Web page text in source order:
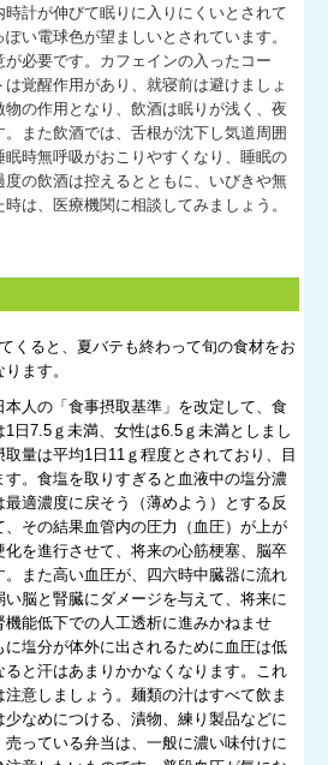
計が伸びて眠りに入りにくいとされて
い電球色が望ましいとされています。
必要です。カフェインの入ったコー
覚醒作用があり、就寝前は避けましょ
の作用となり、飲酒は眠りが浅く、夜
また飲酒では、舌根が沈下し気道周囲
時無呼吸がおこりやすくなり、睡眠の
の飲酒は控えるとともに、いびきや無
は、医療機関に相談してみましょう。
くると、夏バテも終わって旬の食材をお
ます。
人の「食事摂取基準」を改定して、食
日7.5ｇ未満、女性は6.5ｇ未満としまし
量は平均1日11ｇ程度とされており、目
。食塩を取りすぎると血液中の塩分濃
適濃度に戻そう（薄めよう）とする反
その結果血管内の圧力（血圧）が上が
化を進行させて、将来の心筋梗塞、脳卒
また高い血圧が、四六時中臓器に流れ
脳と腎臓にダメージを与えて、将来に
能低下での人工透析に進みかねませ
塩分が体外に出されるために血圧は低
と汗はあまりかかなくなります。これ
意しましょう。麺類の汁はすべて飲ま
なめにつける、漬物、練り製品などに
っている弁当は、一般に濃い味付けに